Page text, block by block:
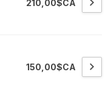
210,00$CA
150,00$CA